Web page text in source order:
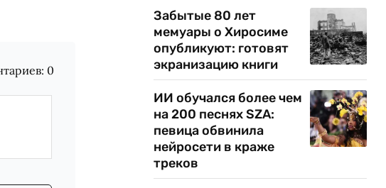
0
Забытые 80 лет
мемуары о Хиросиме
опубликуют: готовят
экранизацию книги
ИИ обучался более чем
на 200 песнях SZA:
певица обвинила
нейросети в краже
треков